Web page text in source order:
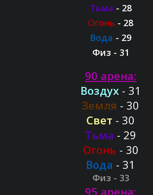
Тьма - 28
Огонь - 28
Вода - 29
Физ - 31
90 арена:
Воздух- 31
Земля - 30
Свет - 30
Тьма - 29
Огонь - 30
Вода - 31
Физ - 33
95 арена: